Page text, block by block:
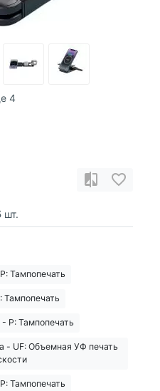
4
шт.
Тампопечать
Тампопечать
Р: Тампопечать
- UF: Объемная УФ печать
Тампопечать